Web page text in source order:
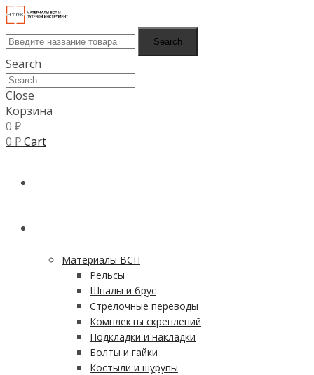
Search
Search
Close
Корзина
0 ₽
0 ₽Cart
Материалы ВСП
Рельсы
Шпалы и брус
Стрелочные переводы
Комплекты скреплений
Подкладки и накладки
Болты и гайки
Костыли и шурупы